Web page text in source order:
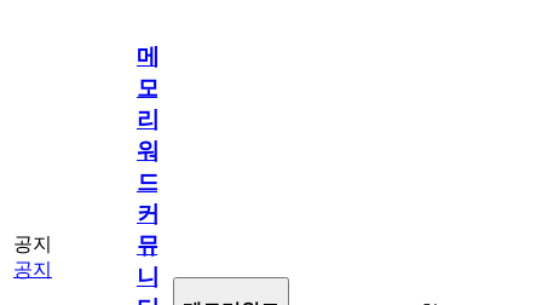
공지
공지
메
모
리
워
드
커
뮤
니